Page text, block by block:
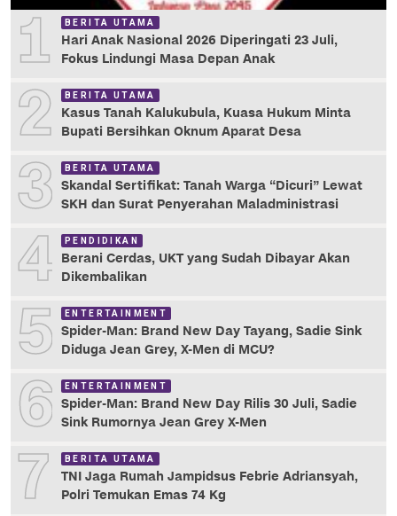
1 BERITA UTAMA
Hari Anak Nasional 2026 Diperingati 23 Juli,
Fokus Lindungi Masa Depan Anak
2 BERITA UTAMA
Kasus Tanah Kalukubula, Kuasa Hukum Minta
Bupati Bersihkan Oknum Aparat Desa
3 BERITA UTAMA
Skandal Sertifikat: Tanah Warga “Dicuri” Lewat
SKH dan Surat Penyerahan Maladministrasi
4 PENDIDIKAN
Berani Cerdas, UKT yang Sudah Dibayar Akan
Dikembalikan
5 ENTERTAINMENT
Spider-Man: Brand New Day Tayang, Sadie Sink
Diduga Jean Grey, X-Men di MCU?
6 ENTERTAINMENT
Spider-Man: Brand New Day Rilis 30 Juli, Sadie
Sink Rumornya Jean Grey X-Men
7 BERITA UTAMA
TNI Jaga Rumah Jampidsus Febrie Adriansyah,
Polri Temukan Emas 74 Kg